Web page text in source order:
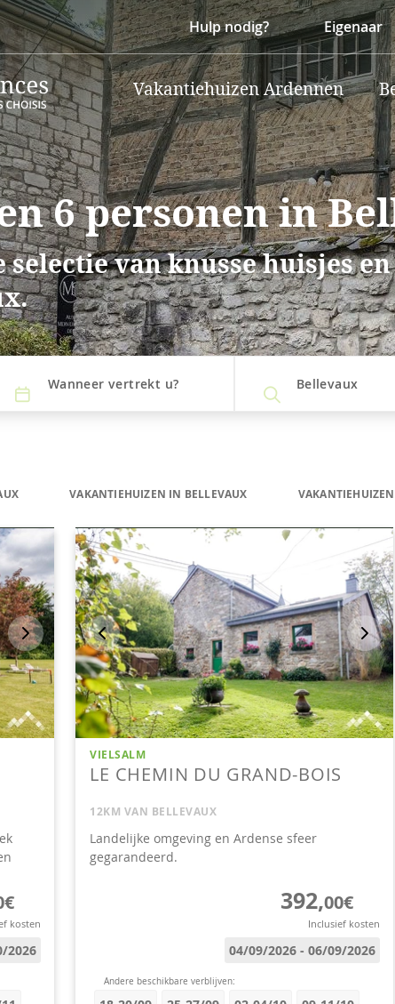
Hulp nodig? Eigenaar
Vakantiehuizen Ardennen
6 personen in
selectie van knusse huisjes
Wanneer vertrekt u? Bellevaux
VAKANTIEHUIZEN IN BELLEVAUX